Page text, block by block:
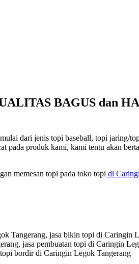
BAGUS dan
dari jenis topi baseball, topi jaring/
produk kami, kami tentu akan
memesan topi pada toko topi di
Tangerang, jasa bikin topi di Caringin
jasa pembuatan topi di Caringin
bordir di Caringin Legok Tangerang